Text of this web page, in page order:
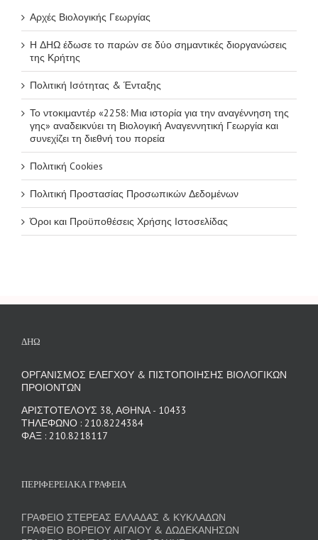
Αρχές Βιολογικής Γεωργίας
Η ΔΗΩ έδωσε το παρών σε δύο σημαντικές διοργανώσεις
της Κρήτης
Πολιτική Ισότητας & Ένταξης
Το ντοκιμαντέρ «2258: Μια ιστορία για την αναγέννηση της
γης» αναδεικνύει τη Βιολογική Αναγεννητική Γεωργία και
συνεχίζει τη διεθνή του πορεία
Πολιτική Cookies
Πολιτική Προστασίας Προσωπικών Δεδομένων
Όροι και Προϋποθέσεις Χρήσης Ιστοσελίδας
ΔΗΩ
ΟΡΓΑΝΙΣΜΟΣ ΕΛΕΓΧΟΥ & ΠΙΣΤΟΠΟΙΗΣΗΣ ΒΙΟΛΟΓΙΚΩΝ
ΠΡΟΙΟΝΤΩΝ
ΑΡΙΣΤΟΤΕΛΟΥΣ 38, ΑΘΗΝΑ - 10433
ΤΗΛΕΦΩΝΟ : 210.8224384
ΦΑΞ : 210.8218117
ΠΕΡΙΦΕΡΕΙΑΚΑ ΓΡΑΦΕΙΑ
ΓΡΑΦΕΙΟ ΣΤΕΡΕΑΣ ΕΛΛΑΔΑΣ & ΚΥΚΛΑΔΩΝ
ΓΡΑΦΕΙΟ ΒΟΡΕΙΟΥ ΑΙΓΑΙΟΥ & ΔΩΔΕΚΑΝΗΣΩΝ